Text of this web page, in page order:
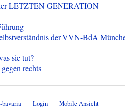
LETZTEN GENERATION
der VVN-BdA
sie tut?
rechts
bavaria Login Mobile Ansicht